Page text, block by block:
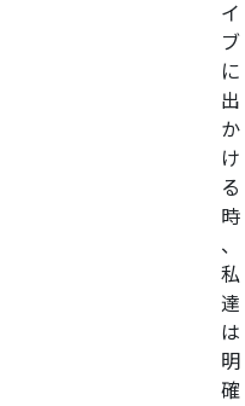
イ
ブ
に
出
か
け
る
時
、
私
達
は
明
確